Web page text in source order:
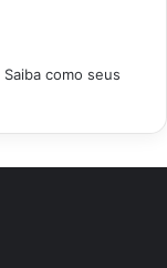
Saiba como seus